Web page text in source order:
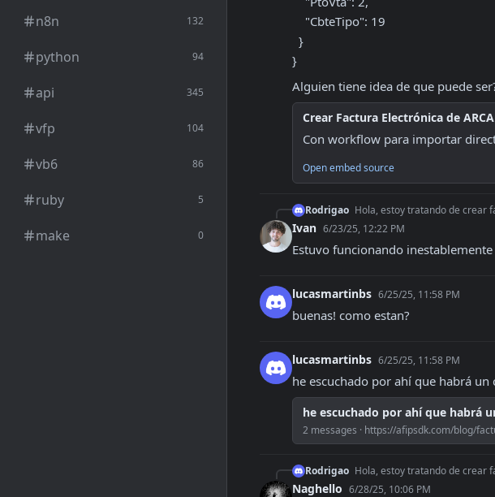
n8n 132
python 94
api 345
vfp 104
vb6 86
ruby 5
make 0
}
Alguien tiene idea de que puede
Crear Factura Electrónica de
Con workflow para importar
Open embed source
Rodrigao Hola, estoy tratando de crear
Ivan 6/23/25, 12:22 PM
Estuvo funcionando
lucasmartinbs 6/25/25, 11:58 PM
buenas! como estan?
lucasmartinbs 6/25/25, 11:58 PM
he escuchado por ahí que habrá un
he escuchado por ahí que habrá
2 messages · https://afipsdk.com/blog/
Rodrigao Hola, estoy tratando de crear
Naghello 6/28/25, 10:06 PM